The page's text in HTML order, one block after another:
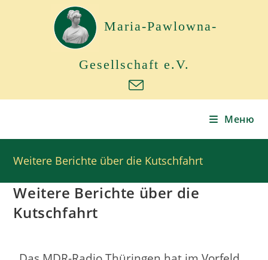
Maria-Pawlowna-
Gesellschaft e.V.
Меню
Weitere Berichte über die Kutschfahrt
Weitere Berichte über die
Kutschfahrt